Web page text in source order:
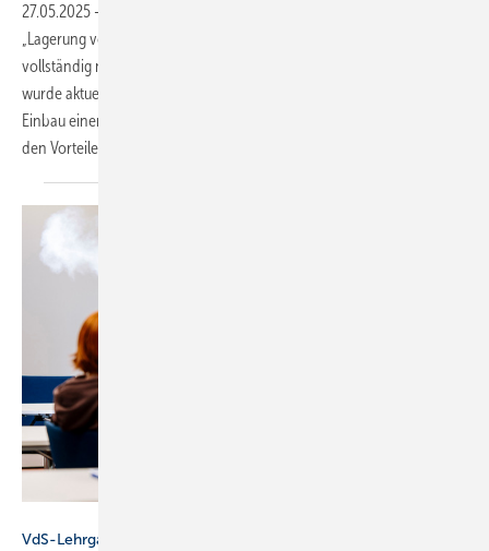
27.05.2025 -
„Lagerung von Holzpellets – ENplus-konforme Lagersysteme“
vollständig neu überarbeitet. Das vielfach nachgefragte Dokument
wurde aktuell neu aufgelegt und gilt als Pflichtlektüre für alle, die den
Einbau einer Pelletheizung planen, durchführen oder Verbraucher zu
den Vorteilen dieser Anlagen
VdS-Lehrgang, Köln